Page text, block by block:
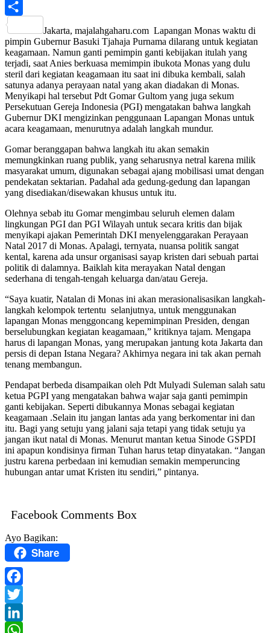
PrintFriendly
Jakarta, majalahgaharu.com Lapangan Monas waktu di
pimpin Gubernur Basuki Tjahaja Purnama dilarang untuk kegiatan
keagamaan. Namun ganti pemimpin ganti kebijakan itulah yang
terjadi, saat Anies berkuasa memimpin ibukota Monas yang dulu
steril dari kegiatan keagamaan itu saat ini dibuka kembali, salah
satunya adanya perayaan natal yang akan diadakan di Monas.
Menyikapi hal tersebut Pdt Gomar Gultom yang juga sekum
Persekutuan Gereja Indonesia (PGI) mengatakan bahwa langkah
Gubernur DKI mengizinkan penggunaan Lapangan Monas untuk
acara keagamaan, menurutnya adalah langkah mundur.
Gomar beranggapan bahwa langkah itu akan semakin
memungkinkan ruang publik, yang seharusnya netral karena milik
masyarakat umum, digunakan sebagai ajang mobilisasi umat dengan
pendekatan sektarian. Padahal ada gedung-gedung dan lapangan
yang disediakan/disewakan khusus untuk itu.
Olehnya sebab itu Gomar mengimbau seluruh elemen dalam
lingkungan PGI dan PGI Wilayah untuk secara kritis dan bijak
menyikapi ajakan Pemerintah DKI menyelenggarakan Perayaan
Natal 2017 di Monas. Apalagi, ternyata, nuansa politik sangat
kental, karena ada unsur organisasi sayap kristen dari sebuah partai
politik di dalamnya. Baiklah kita merayakan Natal dengan
sederhana di tengah-tengah keluarga dan/atau Gereja.
“Saya kuatir, Natalan di Monas ini akan merasionalisasikan langkah-
langkah kelompok tertentu selanjutnya, untuk menggunakan
lapangan Monas menggoncang kepemimpinan Presiden, dengan
berselubungkan kegiatan keagamaan,” kritiknya tajam. Mengapa
harus di lapangan Monas, yang merupakan jantung kota Jakarta dan
persis di depan Istana Negara? Akhirnya negara ini tak akan pernah
tenang membangun.
Pendapat berbeda disampaikan oleh Pdt Mulyadi Suleman salah satu
ketua PGPI yang mengatakan bahwa wajar saja ganti pemimpin
ganti kebijakan. Seperti dibukannya Monas sebagai kegiatan
keagamaan .Selain itu jangan lantas ada yang berkomentar ini dan
itu. Bagi yang setuju yang jalani saja tetapi yang tidak setuju ya
jangan ikut natal di Monas. Menurut mantan ketua Sinode GSPDI
ini apapun kondisinya firman Tuhan harus tetap dinyatakan. “Jangan
justru karena perbedaan ini kemudian semakin memperuncing
hubungan antar umat Kristen itu sendiri,” pintanya.
Facebook Comments Box
Ayo Bagikan:
Share
Facebook
Twitter
LinkedIn